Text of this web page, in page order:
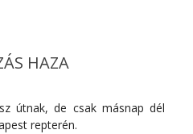
HAZA
útnak, de csak másnap dél
repterén.